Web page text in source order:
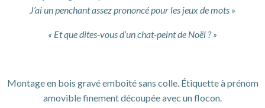
J’ai un penchant assez prononcé pour les jeux de mots »
« Et que dites-vous d’un chat-peint de Noël ? »
Montage en bois gravé emboîté sans colle. Étiquette à prénom
amovible finement découpée avec un flocon.